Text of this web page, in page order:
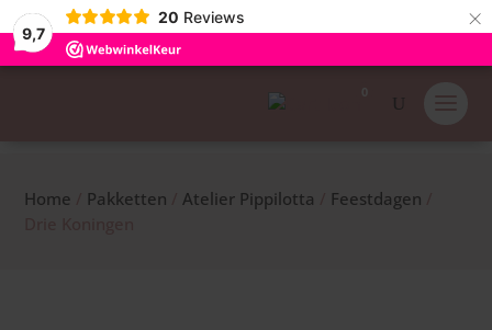
9,7
20 Reviews ×
Home Pakketten /Atelier Pippilotta Feestdagen